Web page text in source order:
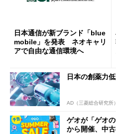
日本通信が新ブランド「blue
mobile」を発表 ネオキャリ
アで自由な通信環境へ
日本の創薬力
AD（三菱総合研究所）
ゲオが「ゲオ
から開催、中